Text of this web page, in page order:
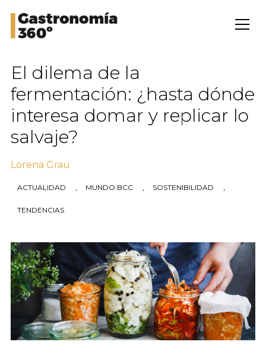
El dilema de la
fermentación: ¿hasta dónde
interesa domar y replicar lo
salvaje?
Lorena Grau
ACTUALIDAD , MUNDO.BCC , SOSTENIBILIDAD ,
TENDENCIAS